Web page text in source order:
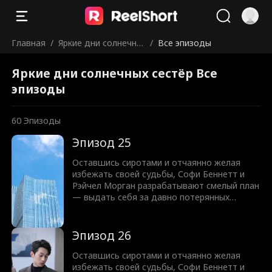
Главная / Яркие дни солнечны
/ Все эпизоды
Яркие дни солнечных сестёр Все
эпизоды
60 Эпизоды
Эпизод 25
Оставшись сиротами и отчаянно желая
избежать своей судьбы, Софи Беннетт и
Рэйчел Морган разрабатывают смелый план
— выдать себя за давно потерянных
Ланкастеров. Софи играет хрупкую
красавицу на публике, но за закрытыми
дверями она крепка как сталь, втянута в
запутанную игру фиктивного брака с
Эпизод 26
Оставшись сиротами и отчаянно желая
избежать своей судьбы, Софи Беннетт и